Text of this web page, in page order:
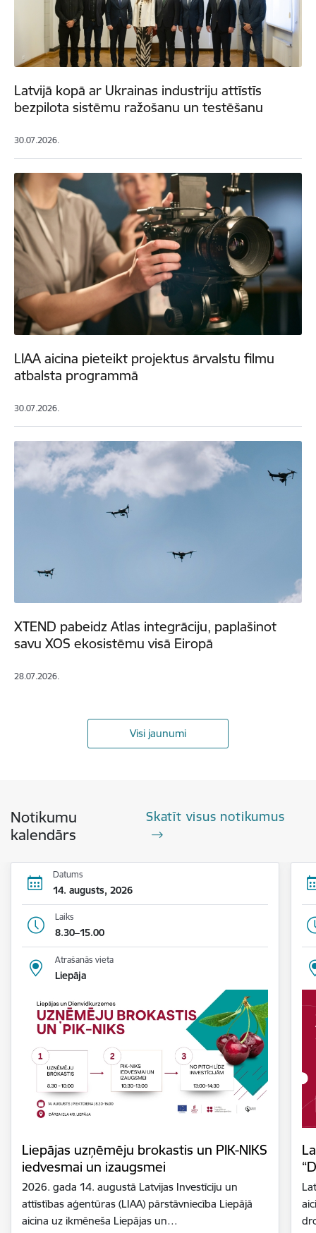
Latvijā kopā ar Ukrainas industriju attīstīs
bezpilota sistēmu ražošanu un testēšanu
30.07.2026.
LIAA aicina pieteikt projektus ārvalstu filmu
atbalsta programmā
30.07.2026.
XTEND pabeidz Atlas integrāciju, paplašinot
savu XOS ekosistēmu visā Eiropā
28.07.2026.
Visi jaunumi
Notikumu
kalendārs
Skatīt visus notikumus
Datums
14. augusts, 2026
Laiks
8.30–15.00
Atrašanās vieta
Liepāja
Liepājas uzņēmēju brokastis un PIK-NIKS
iedvesmai un izaugsmei
2026. gada 14. augustā Latvijas Investīciju un
attīstības aģentūras (LIAA) pārstāvniecība Liepājā
aicina uz ikmēneša Liepājas un…